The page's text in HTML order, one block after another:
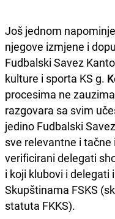
Još jednom
njegove izmjene i
Fudbalski Savez
kulture i sporta KS g.
procesima ne
razgovara sa svim
jedino Fudbalski
sve relevantne i
verificirani delegati
i koji klubovi i delegati
Skupštinama FSKS
statuta FKKS).